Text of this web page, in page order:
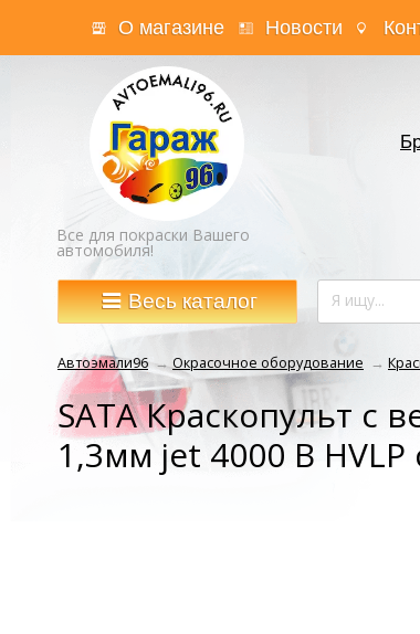
О магазине Новости
Все для покраски Вашего
автомобиля!
Весь каталог
Автоэмали96 → Окрасочное оборудование →
SATA Краскопульт с
1,3мм jet 4000 B HVLP